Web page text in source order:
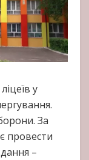
у
За
провести
–